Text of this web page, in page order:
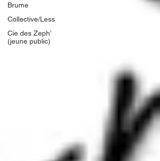
Brume
Collective/Less
Cie des Zeph’
(jeune public)